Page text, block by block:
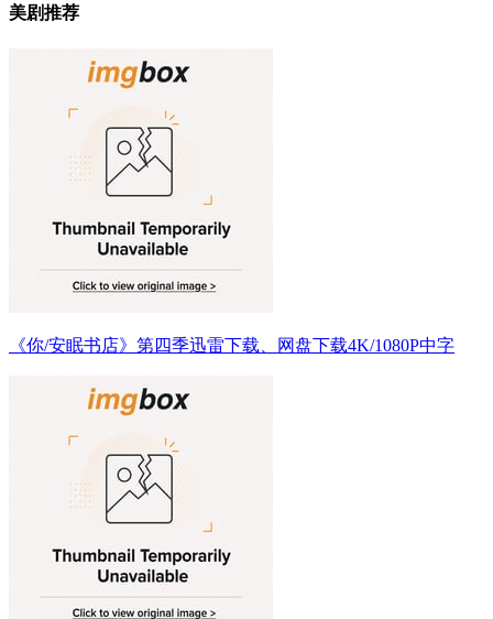
美剧推荐
《你/安眠书店》第四季迅雷下载、网盘下载4K/1080P中字